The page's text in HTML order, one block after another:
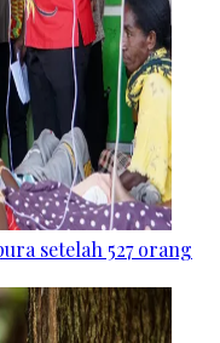
setelah 527 orang